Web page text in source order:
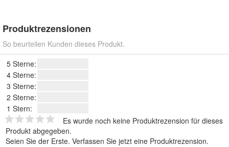
Produktrezensionen
So beurteilen Kunden dieses Produkt.
5 Sterne:
4 Sterne:
3 Sterne:
2 Sterne:
1 Stern:
Es wurde noch keine Produktrezension für dieses
Produkt abgegeben.
Seien Sie der Erste. Verfassen Sie jetzt eine Produktrezension.